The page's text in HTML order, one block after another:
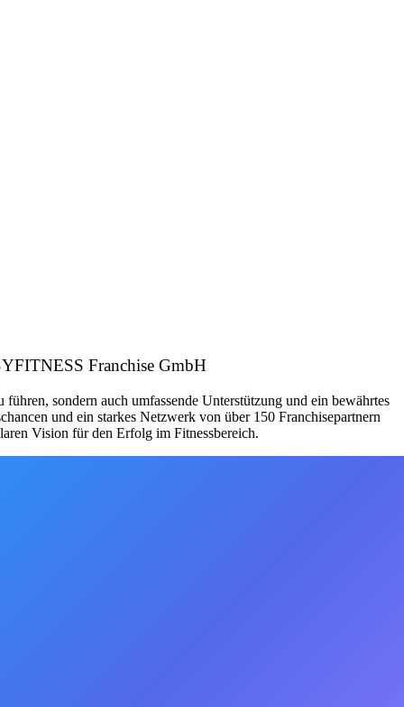
Franchise GmbH
sondern auch umfassende Unterstützung und ein bewährtes
und ein starkes Netzwerk von über 150 Franchisepartnern
Vision für den Erfolg im Fitnessbereich.